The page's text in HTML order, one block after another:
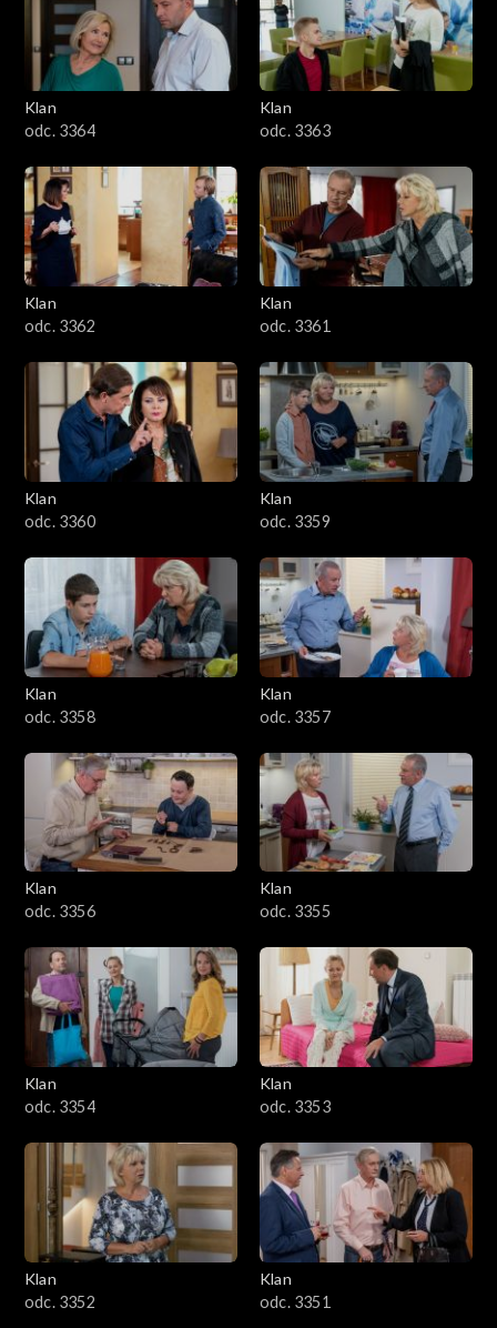
Klan
odc. 3364
Klan
odc. 3363
Klan
odc. 3362
Klan
odc. 3361
Klan
odc. 3360
Klan
odc. 3359
Klan
odc. 3358
Klan
odc. 3357
Klan
odc. 3356
Klan
odc. 3355
Klan
odc. 3354
Klan
odc. 3353
Klan
odc. 3352
Klan
odc. 3351